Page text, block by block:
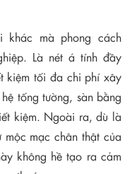
khác mà phong cách
Là nét á tính đầy
kiệm tối đa chi phí xây
tống tường, sàn bằng
kiệm. Ngoài ra, dù là
mạc chân thật của
không hề tạo ra cảm